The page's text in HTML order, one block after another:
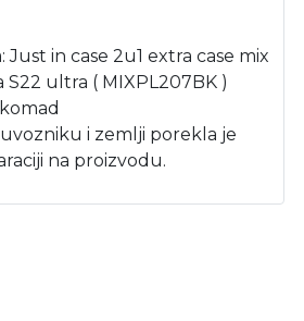
Just in case 2u1 extra case mix
ultra ( MIXPL207BK )
i zemlji porekla je
na proizvodu.